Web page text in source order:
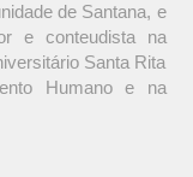
de Santana, e
e conteudista na
Santa Rita
Humano e na